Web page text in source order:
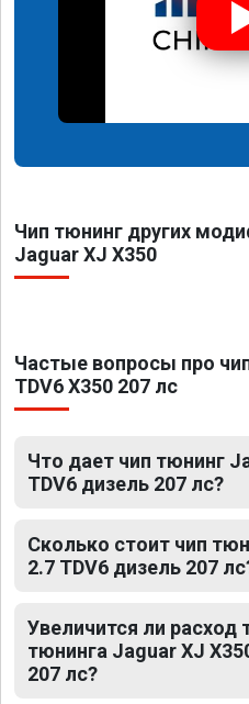
Чип тюнинг других
Jaguar XJ X350
Частые вопросы про
TDV6 X350 207 лс
Что дает чип тюнинг
TDV6 дизель 207 лс?
Сколько стоит чип
2.7 TDV6 дизель 207
Увеличится ли расход
тюнинга Jaguar XJ
207 лс?